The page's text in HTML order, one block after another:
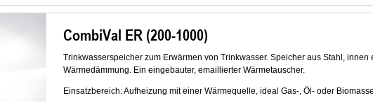
CombiVal ER (200-1000)
Trinkwasserspeicher zum Erwärmen von Trinkwasser. Speicher aus Stahl,
Wärmedämmung. Ein eingebauter, emaillierter Wärmetauscher.
Einsatzbereich: Aufheizung mit einer Wärmequelle, ideal Gas-, Öl- oder